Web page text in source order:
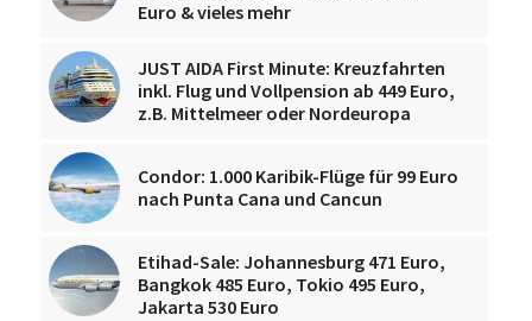
Euro & vieles mehr
JUST AIDA First Minute: Kreuzfahrten
inkl. Flug und Vollpension ab 449 Euro,
z.B. Mittelmeer oder Nordeuropa
Condor: 1.000 Karibik-Flüge für 99 Euro
nach Punta Cana und Cancun
Etihad-Sale: Johannesburg 471 Euro,
Bangkok 485 Euro, Tokio 495 Euro,
Jakarta 530 Euro